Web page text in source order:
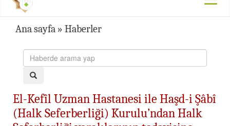
Ana sayfa » Haberler
El-Kefîl Uzman Hastanesi ile Haşd-i Şâbî
(Halk Seferberliği) Kurulu’ndan Halk